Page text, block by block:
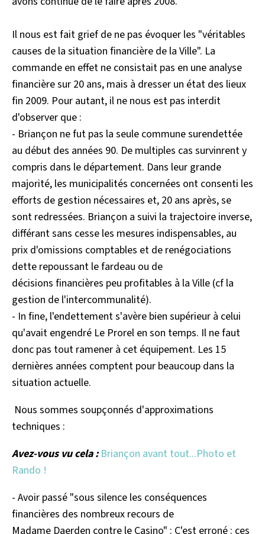
Il nous est fait grief de ne pas évoquer les "véritables
causes de la situation financière de la Ville". La
commande en effet ne consistait pas en une analyse
financière sur 20 ans, mais à dresser un état des lieux
fin 2009. Pour autant, il ne nous est pas interdit
d'observer que :
- Briançon ne fut pas la seule commune surendettée
au début des années 90. De multiples cas survinrent y
compris dans le département. Dans leur grande
majorité, les municipalités concernées ont consenti les
efforts de gestion nécessaires et, 20 ans après, se
sont redressées. Briançon a suivi la trajectoire inverse,
différant sans cesse les mesures indispensables, au
prix d'omissions comptables et de renégociations
dette repoussant le fardeau ou de
décisions financières peu profitables à la Ville (cf la
gestion de l'intercommunalité).
- In fine, l'endettement s'avère bien supérieur à celui
qu'avait engendré Le Prorel en son temps. Il ne faut
donc pas tout ramener à cet équipement. Les 15
dernières années comptent pour beaucoup dans la
situation actuelle.
Nous sommes soupçonnés d'approximations
techniques :
Avez-vous vu cela :Briançon avant tout...Photo et
Rando !
- Avoir passé "sous silence les conséquences
financières des nombreux recours de
Madame Daerden contre le Casino" : C'est erroné : ces